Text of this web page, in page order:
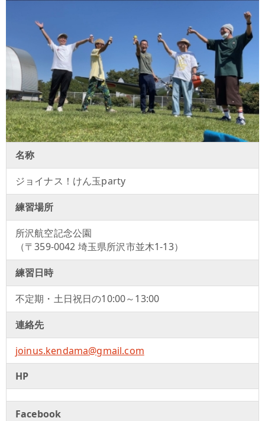
名称
ジョイナス！けん玉party
練習場所
所沢航空記念公園
（〒359-0042 埼玉県所沢市並木1-13）
練習日時
不定期・土日祝日の10:00～13:00
連絡先
joinus.kendama@gmail.com
HP
Facebook